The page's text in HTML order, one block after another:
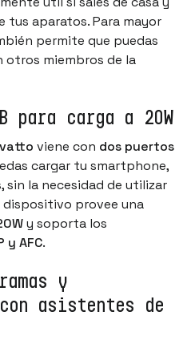
tus aparatos. Para mayor
permite que puedas
miembros de la
para carga a 20W
viene con dos puertos
cargar tu smartphone,
sin la necesidad de utilizar
dispositivo provee una
y soporta los
y AFC.
y
asistentes de